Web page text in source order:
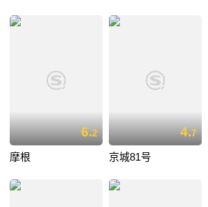
6.2
摩根
4.7
京城81号